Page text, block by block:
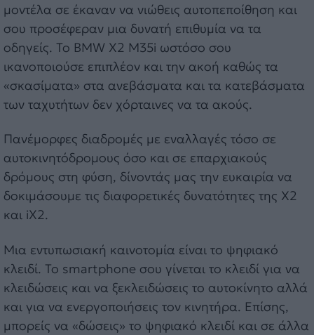
μοντέλα σε έκαναν να νιώθεις αυτοπεποίθηση και
σου προσέφεραν μια δυνατή επιθυμία να τα
οδηγείς. Το BMW X2 M35i ωστόσο σου
ικανοποιούσε επιπλέον και την ακοή καθώς τα
«σκασίματα» στα ανεβάσματα και τα κατεβάσματα
των ταχυτήτων δεν χόρταινες να τα ακούς.
Πανέμορφες διαδρομές με εναλλαγές τόσο σε
αυτοκινητόδρομους όσο και σε επαρχιακούς
δρόμους στη φύση, δίνοντάς μας την ευκαιρία να
δοκιμάσουμε τις διαφορετικές δυνατότητες της X2
και iX2.
Μια εντυπωσιακή καινοτομία είναι το ψηφιακό
κλειδί. Το smartphone σου γίνεται το κλειδί για να
κλειδώσεις και να ξεκλειδώσεις το αυτοκίνητο αλλά
και για να ενεργοποιήσεις τον κινητήρα. Επίσης,
μπορείς να «δώσεις» το ψηφιακό κλειδί και σε άλλα